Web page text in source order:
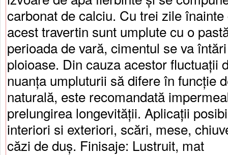
carbonat de calciu. Cu trei zile
acest travertin sunt umplute cu o
perioada de vară, cimentul se va
ploioase. Din cauza acestor fluctuații
nuanța umpluturii să difere în funcție
naturală, este recomandată
prelungirea longevității. Aplicații
interiori si exteriori, scări, mese,
căzi de duș. Finisaje: Lustruit, mat